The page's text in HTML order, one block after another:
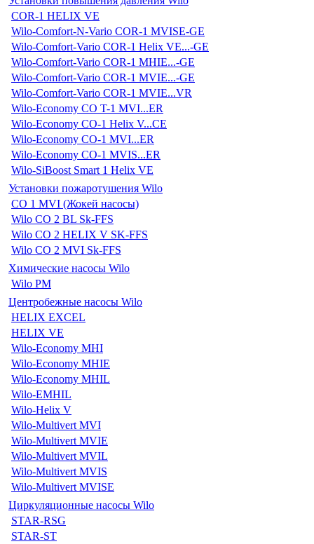
COR-1 HELIX VE
Wilo-Comfort-N-Vario COR-1 MVISE-GE
Wilo-Comfort-Vario COR-1 Helix VE...-GE
Wilo-Comfort-Vario COR-1 MHIE...-GE
Wilo-Comfort-Vario COR-1 MVIE...-GE
Wilo-Comfort-Vario COR-1 MVIE...VR
Wilo-Economy CO T-1 MVI...ER
Wilo-Economy CO-1 Helix V...CE
Wilo-Economy CO-1 MVI...ER
Wilo-Economy CO-1 MVIS...ER
Wilo-SiBoost Smart 1 Helix VE
Установки пожаротушения Wilo
CO 1 MVI (Жокей насосы)
Wilo CO 2 BL Sk-FFS
Wilo CO 2 HELIX V SK-FFS
Wilo CO 2 MVI Sk-FFS
Химические насосы Wilo
Wilo PM
Центробежные насосы Wilo
HELIX EXCEL
HELIX VE
Wilo-Economy MHI
Wilo-Economy MHIE
Wilo-Economy MHIL
Wilo-EMHIL
Wilo-Helix V
Wilo-Multivert MVI
Wilo-Multivert MVIE
Wilo-Multivert MVIL
Wilo-Multivert MVIS
Wilo-Multivert MVISE
Циркуляционные насосы Wilo
STAR-RSG
STAR-ST